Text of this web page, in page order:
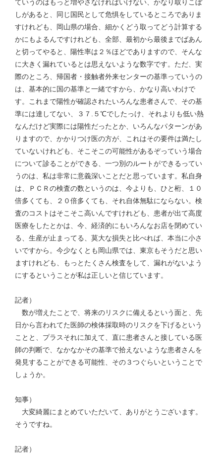
ていうのはもっと増やさなければいけない、かなり取りこぼ
しがあると、同じ国民として危惧をしているところでありま
すけれども、岡山県の場合、細かくどう取ってどう計算する
かにもよるんですけれども、全部、最初から最後までばあん
と切ってやると、陽性率は２％ほどでありますので、そんな
に大きく漏れているとは思えないような数字です。ただ、実
際のところ、帰国者・接触者外来センターの基準っていうの
は、基本的に国の基準と一緒ですから、かなり高いわけで
す。これまで陽性が確認されたいろんな患者さんで、その基
準には達してない、３７.５℃でしたっけ、それよりも低い熱
なんだけど実際には陽性だったとか、いろんなパターンがあ
りますので、かかりつけ医の方が、これはその要件は満たし
ていないけれども、そこそこの可能性があるぞっていう場合
について診ることができる、一つ別のルートができるってい
うのは、私は非常に意義深いことだと思っています。私自身
は、ＰＣＲの検査の数というのは、今よりも、ひと桁、１０
倍多くても、２０倍多くても、それ自体無駄にならない。検
査のコストはそこそこ高いんですけれども、患者が出て高度
医療をしたとかは、今、経済的にもいろんなお店を閉めてい
る、生産が止まってる、莫大な損失と比べれば、本当に小さ
いですから。今少なくとも岡山県では、東京もそうだと思い
ますけれども、もっとたくさん検査をして、漏れがないよう
にするということが私は正しいと信じています。
記者）
数が増えたことで、将来のリスクに備えるという面と、先
日から言われてた医師の検体採取時のリスクを下げるという
ことと、プラスそれに加えて、直に患者さんと接している医
師の判断で、なかなかその基準で拾えないような患者さんを
発見することができる可能性、その３つぐらいということで
しょうか。
知事）
大変綺麗にまとめていただいて、ありがとうございます。
そうですね。
記者）